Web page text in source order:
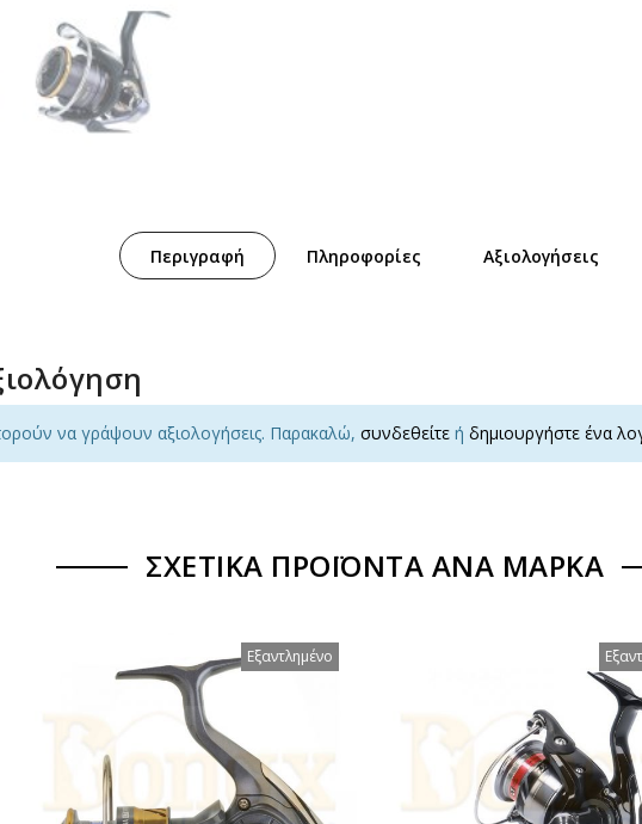
Περιγραφή Πληροφορίες Αξιολογήσεις
να γράψουν αξιολογήσεις. Παρακαλώ, συνδεθείτε ή δημιουργήστε ένα
ΣΧΕΤΙΚΆ ΠΡΟΪΌΝΤΑ ΑΝΆ ΜΆΡΚΑ
Εξαντλημένο